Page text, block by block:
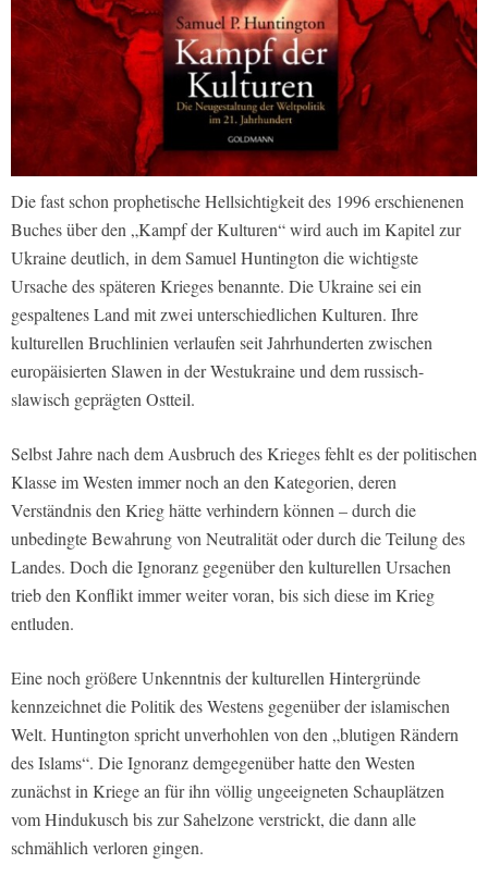
Die fast schon prophetische Hellsichtigkeit des 1996 erschienenen
Buches über den „Kampf der Kulturen“ wird auch im Kapitel zur
Ukraine deutlich, in dem Samuel Huntington die wichtigste
Ursache des späteren Krieges benannte. Die Ukraine sei ein
gespaltenes Land mit zwei unterschiedlichen Kulturen. Ihre
kulturellen Bruchlinien verlaufen seit Jahrhunderten zwischen
europäisierten Slawen in der Westukraine und dem russisch-
slawisch geprägten Ostteil.
Selbst Jahre nach dem Ausbruch des Krieges fehlt es der politischen
Klasse im Westen immer noch an den Kategorien, deren
Verständnis den Krieg hätte verhindern können – durch die
unbedingte Bewahrung von Neutralität oder durch die Teilung des
Landes. Doch die Ignoranz gegenüber den kulturellen Ursachen
trieb den Konflikt immer weiter voran, bis sich diese im Krieg
entluden.
Eine noch größere Unkenntnis der kulturellen Hintergründe
kennzeichnet die Politik des Westens gegenüber der islamischen
Welt. Huntington spricht unverhohlen von den „blutigen Rändern
des Islams“. Die Ignoranz demgegenüber hatte den Westen
zunächst in Kriege an für ihn völlig ungeeigneten Schauplätzen
vom Hindukusch bis zur Sahelzone verstrickt, die dann alle
schmählich verloren gingen.